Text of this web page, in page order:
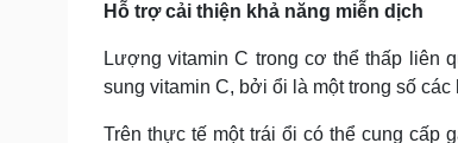
Hỗ trợ cải thiện khả năng miễn dịch
Lượng vitamin C trong cơ thể thấp liên
sung vitamin C, bởi ổi là một trong số
Trên thực tế một trái ổi có thể cung cấp